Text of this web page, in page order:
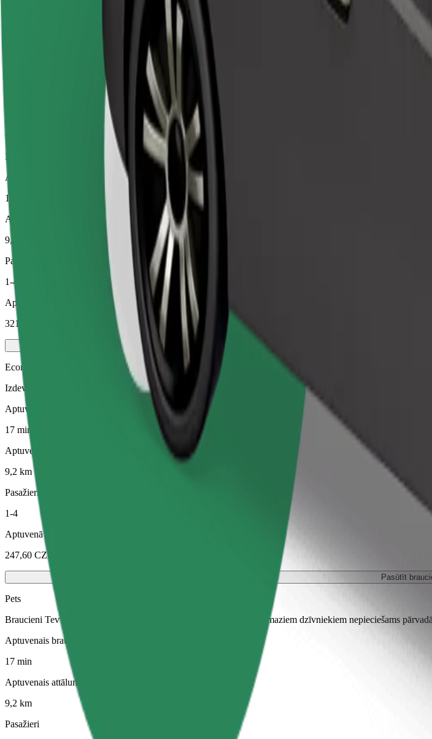
Comfort
Lielāki auto ar papildu vietu kājām un mantām
Aptuvenais brauciena ilgums
17 min
Aptuvenais attālums
9,2 km
Pasažieri
1-4
Aptuvenā cena
321,30 CZK
Economy
Izdevīgi braucieni vienkāršos auto
Aptuvenais brauciena ilgums
17 min
Aptuvenais attālums
9,2 km
Pasažieri
1-4
Aptuvenā cena
247,60 CZK
Pasūtīt
Pets
Braucieni Tev un Tavam mājdzīvniekam. Suņiem jāvalkā purngals, maziem dzīvniekiem nepieciešams
Aptuvenais brauciena ilgums
17 min
Aptuvenais attālums
9,2 km
Pasažieri